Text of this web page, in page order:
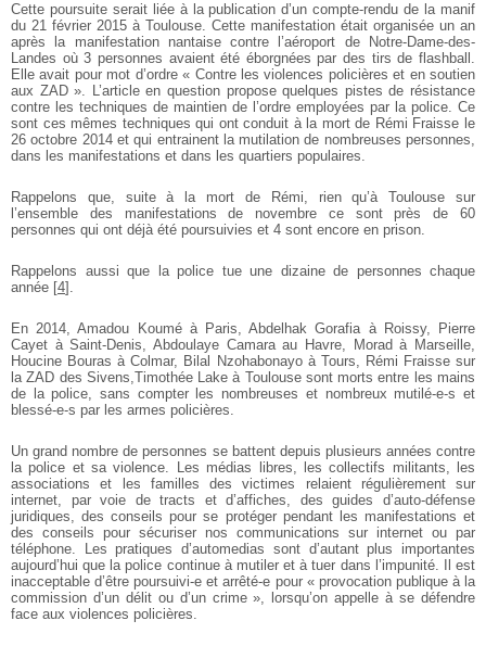
Cette poursuite serait liée à la publication d’un compte-rendu de la manif
du 21 février 2015 à Toulouse. Cette manifestation était organisée un an
après la manifestation nantaise contre l’aéroport de Notre-Dame-des-
Landes où 3 personnes avaient été éborgnées par des tirs de flashball.
Elle avait pour mot d’ordre « Contre les violences policières et en soutien
aux ZAD ». L’article en question propose quelques pistes de résistance
contre les techniques de maintien de l’ordre employées par la police. Ce
sont ces mêmes techniques qui ont conduit à la mort de Rémi Fraisse le
26 octobre 2014 et qui entrainent la mutilation de nombreuses personnes,
dans les manifestations et dans les quartiers populaires.
Rappelons que, suite à la mort de Rémi, rien qu’à Toulouse sur
l’ensemble des manifestations de novembre ce sont près de 60
personnes qui ont déjà été poursuivies et 4 sont encore en prison.
Rappelons aussi que la police tue une dizaine de personnes chaque
année [4] .
En 2014, Amadou Koumé à Paris, Abdelhak Gorafia à Roissy, Pierre
Cayet à Saint-Denis, Abdoulaye Camara au Havre, Morad à Marseille,
Houcine Bouras à Colmar, Bilal Nzohabonayo à Tours, Rémi Fraisse sur
la ZAD des Sivens,Timothée Lake à Toulouse sont morts entre les mains
de la police, sans compter les nombreuses et nombreux mutilé-e-s et
blessé-e-s par les armes policières.
Un grand nombre de personnes se battent depuis plusieurs années contre
la police et sa violence. Les médias libres, les collectifs militants, les
associations et les familles des victimes relaient régulièrement sur
internet, par voie de tracts et d’affiches, des guides d’auto-défense
juridiques, des conseils pour se protéger pendant les manifestations et
des conseils pour sécuriser nos communications sur internet ou par
téléphone. Les pratiques d’automedias sont d’autant plus importantes
aujourd’hui que la police continue à mutiler et à tuer dans l’impunité. Il est
inacceptable d’être poursuivi-e et arrêté-e pour « provocation publique à la
commission d’un délit ou d’un crime », lorsqu’on appelle à se défendre
face aux violences policières.